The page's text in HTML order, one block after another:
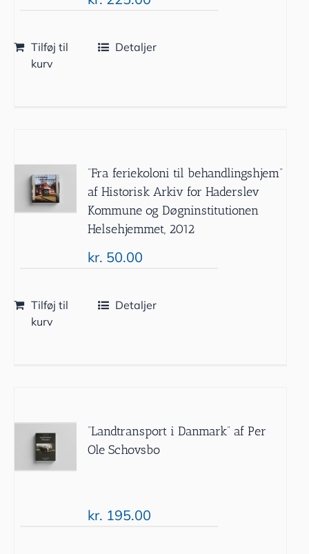
Tilføj til
kurv
Detaljer
”Fra feriekoloni til behandlingshjem”
af Historisk Arkiv for Haderslev
Kommune og Døgninstitutionen
Helsehjemmet, 2012
kr. 50.00
Tilføj til
kurv
Detaljer
“Landtransport i Danmark” af Per
Ole Schovsbo
kr. 195.00